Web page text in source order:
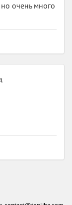
очень много